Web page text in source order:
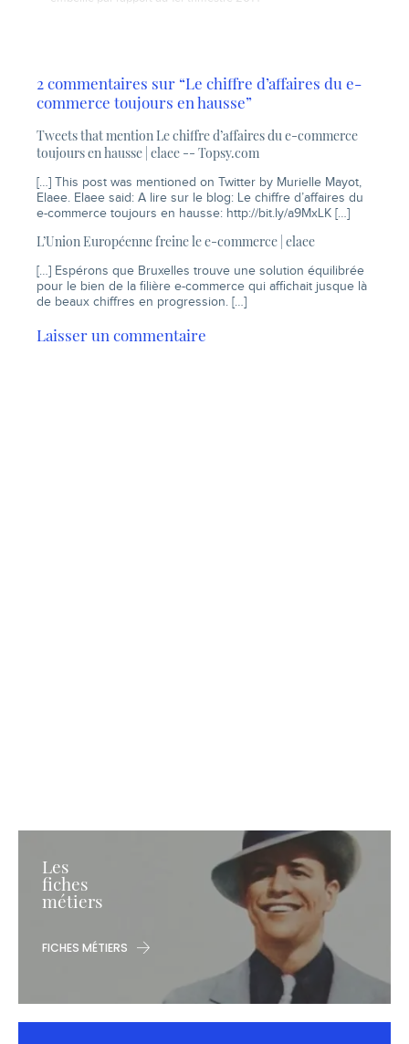
2 commentaires sur “Le chiffre d’affaires du e-
commerce toujours en hausse”
Tweets that mention Le chiffre d’affaires du e-commerce
toujours en hausse | elaee -- Topsy.com
[…] This post was mentioned on Twitter by Murielle Mayot,
Elaee. Elaee said: A lire sur le blog: Le chiffre d’affaires du
e-commerce toujours en hausse: http://bit.ly/a9MxLK […]
L’Union Européenne freine le e-commerce | elaee
[…] Espérons que Bruxelles trouve une solution équilibrée
pour le bien de la filière e-commerce qui affichait jusque là
de beaux chiffres en progression. […]
Laisser un commentaire
Les
fiches
métiers
FICHES MÉTIERS